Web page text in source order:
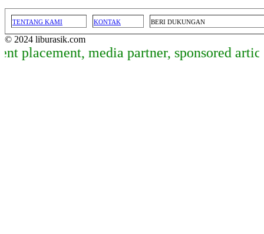
TENTANG KAMI KONTAK BERI DUKUNGAN
© 2024 liburasik.com
media partner, sponsored article,